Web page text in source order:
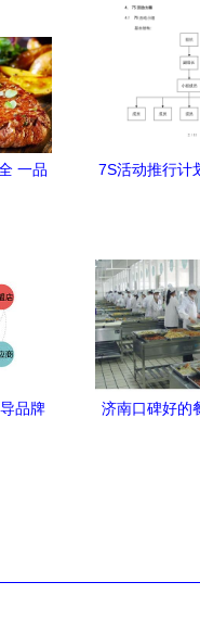
一品
7S活动推行计
品牌
济南口碑好的